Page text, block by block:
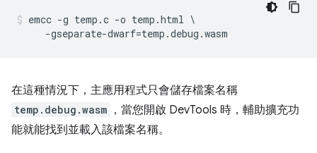
emcc -g temp.c -o temp.html \
在這種情況下，主應用程式只會儲存檔案名稱
temp.debug.wasm ，當您開啟 DevTools 時，輔助擴充功
能就能找到並載入該檔案名稱。